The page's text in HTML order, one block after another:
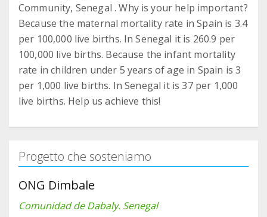
Community, Senegal . Why is your help important?
Because the maternal mortality rate in Spain is 3.4
per 100,000 live births. In Senegal it is 260.9 per
100,000 live births. Because the infant mortality
rate in children under 5 years of age in Spain is 3
per 1,000 live births. In Senegal it is 37 per 1,000
live births. Help us achieve this!
Progetto che sosteniamo
ONG Dimbale
Comunidad de Dabaly. Senegal